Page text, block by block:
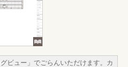
ビュー」でごらんいただけます。カ